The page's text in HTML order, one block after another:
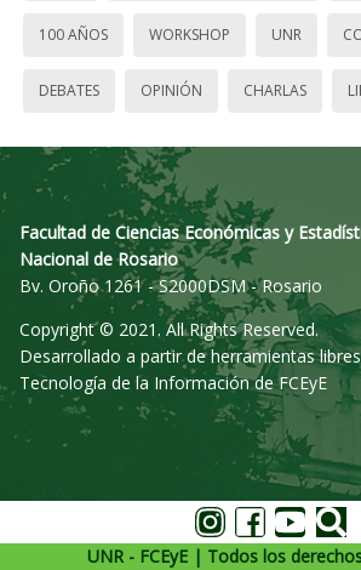
100 AÑOS WORKSHOP UNR
DEBATES OPINIÓN CHARLAS
Facultad de Ciencias Económicas y
Nacional de Rosario
Bv. Oroño 1261 - S2000DSM - Rosario
Copyright © 2021. All Rights Reserved.
Desarrollado a partir de herramientas
Tecnología de la Información de FCEyE
UNR - FCEyE | Todos los